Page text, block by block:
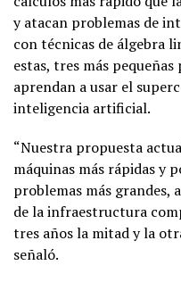
y atacan problemas de
con técnicas de álgebra
estas, tres más
aprendan a usar el
inteligencia artificial.
“Nuestra propuesta
máquinas más rápidas y
problemas más grandes,
de la infraestructura
tres años la mitad y la
señaló.